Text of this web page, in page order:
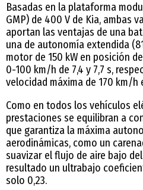
Basadas en la plataforma
GMP) de 400 V de Kia, ambas
aportan las ventajas de una
una de autonomía extendida
motor de 150 kW en posición
0-100 km/h de 7,4 y 7,7 s,
velocidad máxima de 170 km/h
Como en todos los vehículos
prestaciones se equilibran a
que garantiza la máxima
aerodinámicas, como un
suavizar el flujo de aire bajo
resultado un ultrabajo
solo 0,23.